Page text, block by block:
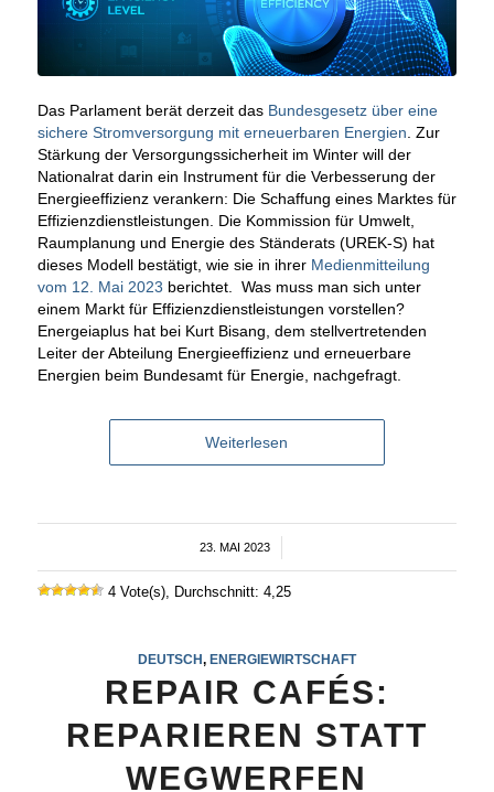
Das Parlament berät derzeit das Bundesgesetz über eine
sichere Stromversorgung mit erneuerbaren Energien. Zur
Stärkung der Versorgungssicherheit im Winter will der
Nationalrat darin ein Instrument für die Verbesserung der
Energieeffizienz verankern: Die Schaffung eines Marktes für
Effizienzdienstleistungen. Die Kommission für Umwelt,
Raumplanung und Energie des Ständerats (UREK-S) hat
dieses Modell bestätigt, wie sie in ihrer Medienmitteilung
vom 12. Mai 2023 berichtet. Was muss man sich unter
einem Markt für Effizienzdienstleistungen vorstellen?
Energeiaplus hat bei Kurt Bisang, dem stellvertretenden
Leiter der Abteilung Energieeffizienz und erneuerbare
Energien beim Bundesamt für Energie, nachgefragt.
Weiterlesen
23. MAI 2023
/
4 Vote(s), Durchschnitt: 4,25
DEUTSCH, ENERGIEWIRTSCHAFT
REPAIR CAFÉS:
REPARIEREN STATT
WEGWERFEN